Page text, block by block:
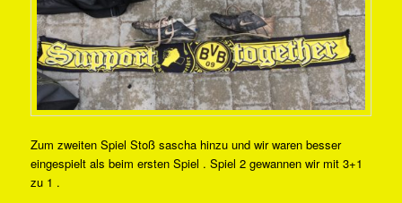
Zum zweiten Spiel Stoß sascha hinzu und wir waren besser
eingespielt als beim ersten Spiel . Spiel 2 gewannen wir mit 3+1
zu 1 .